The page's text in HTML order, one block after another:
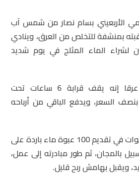
الأربعيني بسام نصار من شمس آب
بمنشفة للتخلص من العرق، وينادي
لشراء الماء المثلج في يوم شديد
ويقول وهو يتصبب عرقا إنه يقف قرابة 6 ساعات تحت
السعر، ويدفع الباقي من أرباحه
ويؤكد إنه شرع قبل سنوات في تقديم 100 عبوة ماء باردة على
بالمجان، ثم طور مبادرته إلى عمل،
ويقبل بهامش ربح قليل.